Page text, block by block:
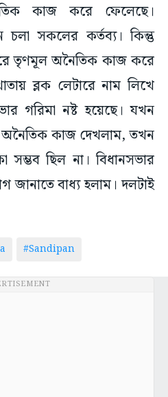
কাজ করে ফেলেছে।
সকলের কর্তব্য। কিন্তু
তৃণমূল অনৈতিক কাজ করে
ব্লক লেটারে নাম লিখে
গরিমা নষ্ট হয়েছে। যখন
অনৈতিক কাজ দেখলাম, তখন
ছিল না। বিধানসভার
জানাতে বাধ্য হলাম। দলটাই
#Sandipan